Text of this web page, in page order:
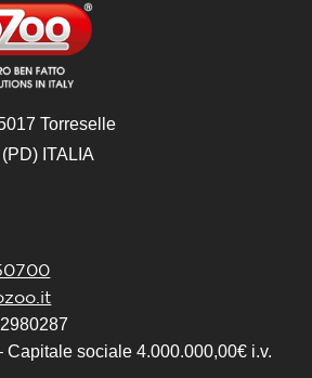
Torreselle
ITALIA
Capitale sociale 4.000.000,00€ i.v.